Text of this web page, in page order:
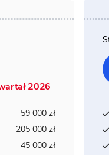
2026
59 000 zł
205 000 zł
45 000 zł